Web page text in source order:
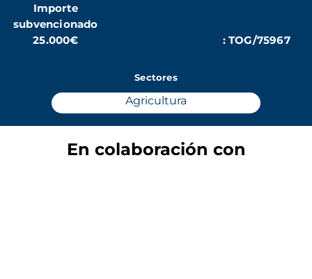
Importe
subvencionado
25.000€
: TOG/75967
Sectores
Agricultura
En colaboración con